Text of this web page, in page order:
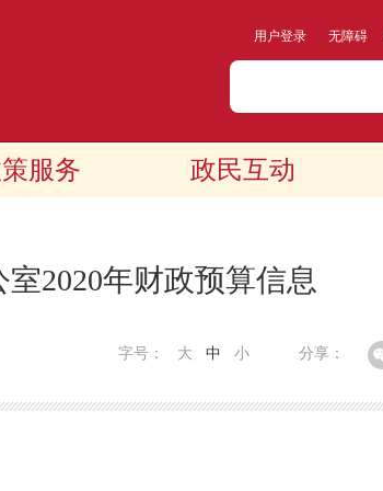
用户登录 无障碍
服务 政民互动
2020年财政预算信息
分享：
字号： 大 中 小